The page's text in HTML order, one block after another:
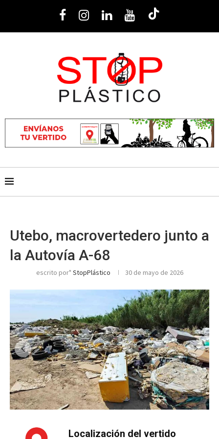
Utebo, macrovertedero junto a
la Autovía A-68
escrito por" StopPlástico 30 de mayo de 2026
Localización del vertido